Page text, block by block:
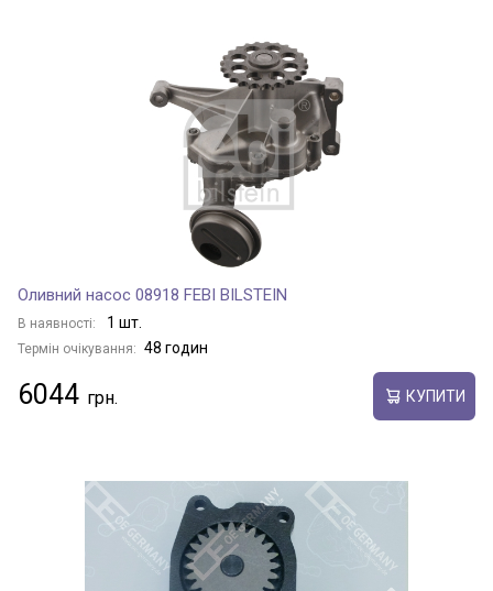
Оливний насос 08918 FEBI BILSTEIN
В наявності: 1 шт.
Термін очікування: 48 годин
6044 КУПИТИ